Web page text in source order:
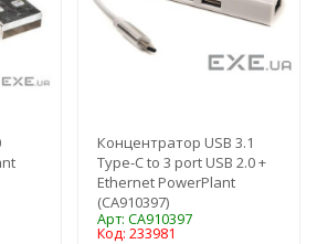
Концентратор USB 3.1
Type-C to 3 port USB 2.0 +
Ethernet PowerPlant
(CA910397)
Арт: CA910397
Код: 233981